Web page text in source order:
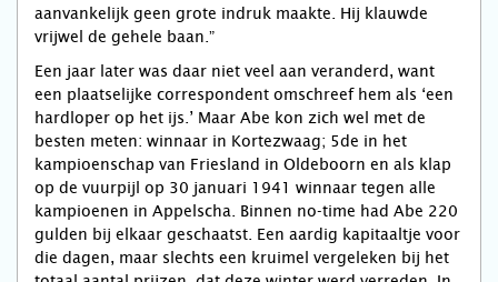
aanvankelijk geen grote indruk maakte. Hij klauwde
vrijwel de gehele baan.”
Een jaar later was daar niet veel aan veranderd, want
een plaatselijke correspondent omschreef hem als ‘een
hardloper op het ijs.’ Maar Abe kon zich wel met de
besten meten: winnaar in Kortezwaag; 5de in het
kampioenschap van Friesland in Oldeboorn en als klap
op de vuurpijl op 30 januari 1941 winnaar tegen alle
kampioenen in Appelscha. Binnen no-time had Abe 220
gulden bij elkaar geschaatst. Een aardig kapitaaltje voor
die dagen, maar slechts een kruimel vergeleken bij het